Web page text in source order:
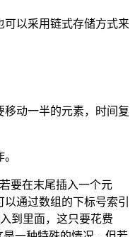
可以采用链式存储方式来
动一半的元素，时间复
要在末尾插入一个元
通过数组的下标号索引
到里面，这只要花费